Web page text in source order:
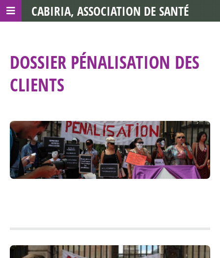
DOSSIER PÉNALISATION DES
CLIENTS
CABIRIA, ASSOCIATION DE SANTÉ